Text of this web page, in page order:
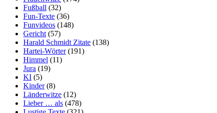
Fußball (32)
Fun-Texte (36)
Funvideos (148)
Gericht(57)
Harald Schmidt Zitate (138)
Hartei-Wörter(191)
Himmel (11)
Jura (19)
KI (5)
Kinder(8)
Länderwitze (12)
Lieber … als (478)